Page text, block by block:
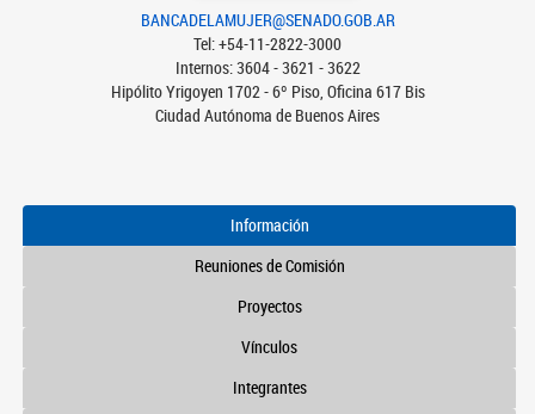
BANCADELAMUJER@SENADO.GOB.AR
Tel: +54-11-2822-3000
Internos: 3604 - 3621 - 3622
Hipólito Yrigoyen 1702 - 6º Piso, Oficina 617 Bis
Ciudad Autónoma de Buenos Aires
Información
Reuniones de Comisión
Proyectos
Vínculos
Integrantes